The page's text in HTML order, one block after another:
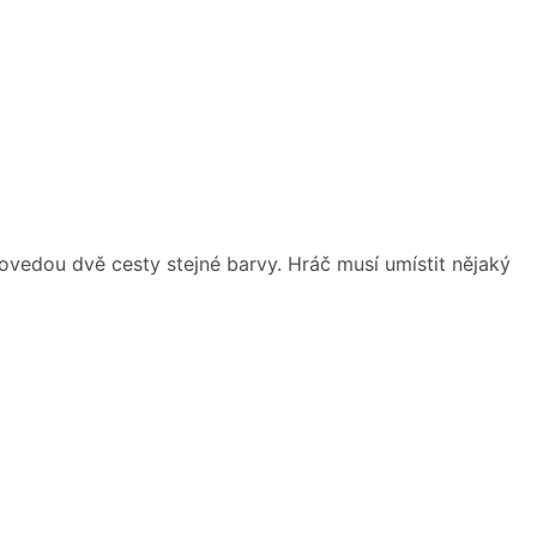
dvě cesty stejné barvy. Hráč musí umístit nějaký